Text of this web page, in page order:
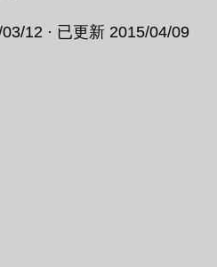
12 · 已更新 2015/04/09